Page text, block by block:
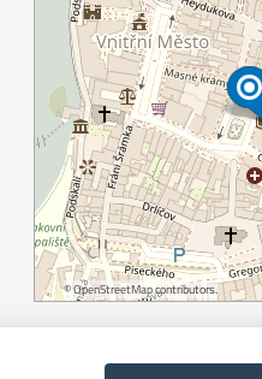
©OpenStreetMapcontributors.